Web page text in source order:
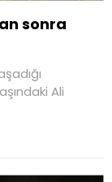
sonra
Ali